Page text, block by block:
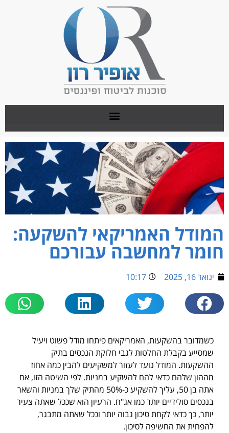
המודל האמריקאי להשקעה:
חומר למחשבה עבורכם
ינואר 16, 2025 10:17
כשמדובר בהשקעות, האמריקאים פיתחו מודל פשוט ויעיל
שמסייע בקבלת החלטות לגבי חלוקת הנכסים בתיק
ההשקעות. המודל נועד לעזור למשקיעים להבין כמה אחוז
מההון שלהם כדאי להם להשקיע במניות. לפי השיטה הזו, אם
אתה בן 50, עליך להשקיע כ-50% מהתיק שלך במניות והשאר
בנכסים סולידיים יותר כמו אג"ח. הרעיון הוא שככל שאתה צעיר
יותר, כך כדאי לקחת סיכון גבוה יותר וככל שאתה מתבגר,
להפחית את החשיפה לסיכון.